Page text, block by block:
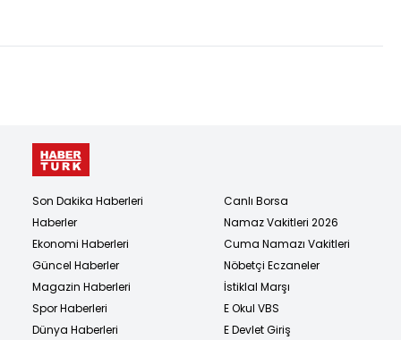
Son Dakika Haberleri
Haberler
Ekonomi Haberleri
Güncel Haberler
Magazin Haberleri
Spor Haberleri
Dünya Haberleri
Canlı Borsa
Namaz Vakitleri 2026
Cuma Namazı Vakitleri
Nöbetçi Eczaneler
İstiklal Marşı
E Okul VBS
E Devlet Giriş